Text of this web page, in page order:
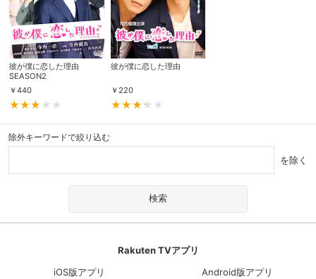
彼が僕に恋した理由
SEASON2
￥440
彼が僕に恋した理由
￥ 220
除外キーワードで絞り込む
を除く
Rakuten TVアプリ
iOS版アプリ
Android版アプリ